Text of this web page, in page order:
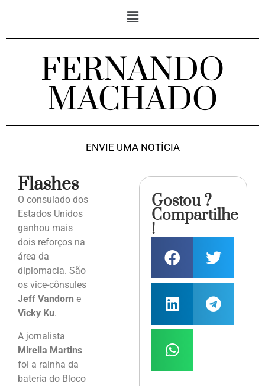
FERNANDO
MACHADO
ENVIE UMA NOTÍCIA
Flashes
O consulado dos
Estados Unidos
ganhou mais
dois reforços na
área da
diplomacia. São
os vice-cônsules
Jeff Vandorn e
Vicky Ku.
A jornalista
Mirella Martins
foi a rainha da
bateria do Bloco
Gostou ?
Compartilhe
!